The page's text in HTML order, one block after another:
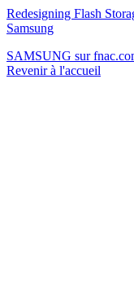
Redesigning Flash
Samsung
SAMSUNG sur
Revenir à l'accueil